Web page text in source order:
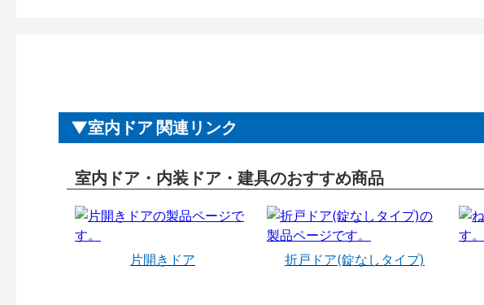
室内ドア 関連リンク
室内ドア・内装ドア・建具のおすすめ商品
片開きドア 折戸ドア(錠なしタイプ)